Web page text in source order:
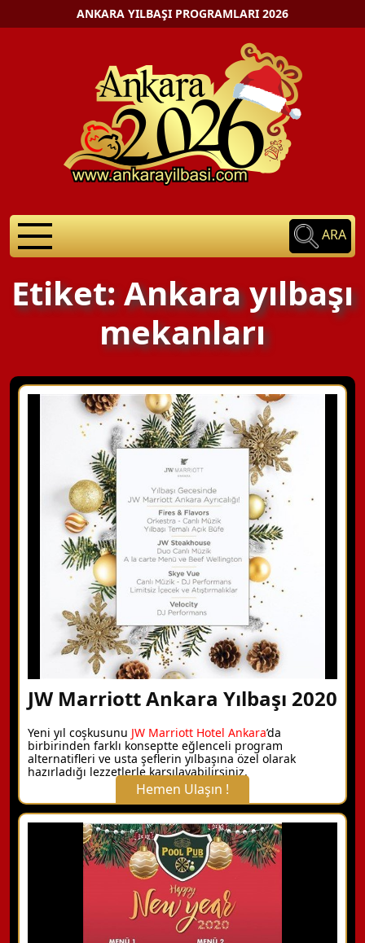
ANKARA YILBAŞI PROGRAMLARI 2026
ARA
Etiket: Ankara yılbaşı
mekanları
JW Marriott Ankara Yılbaşı 2020
Yeni yıl coşkusunu JW Marriott Hotel Ankara’da
birbirinden farklı konseptte eğlenceli program
alternatifleri ve usta şeflerin yılbaşına özel olarak
hazırladığı lezzetlerle karşılayabilirsiniz.
Hemen Ulaşın !
X Kapat
WhatsApp ile Bilgi Alın
Hemen Arayın